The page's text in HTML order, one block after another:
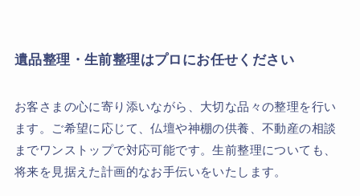
遺品整理・生前整理はプロにお任せください
お客さまの心に寄り添いながら、大切な品々の整理を行い
ます。ご希望に応じて、仏壇や神棚の供養、不動産の相談
までワンストップで対応可能です。生前整理についても、
将来を見据えた計画的なお手伝いをいたします。